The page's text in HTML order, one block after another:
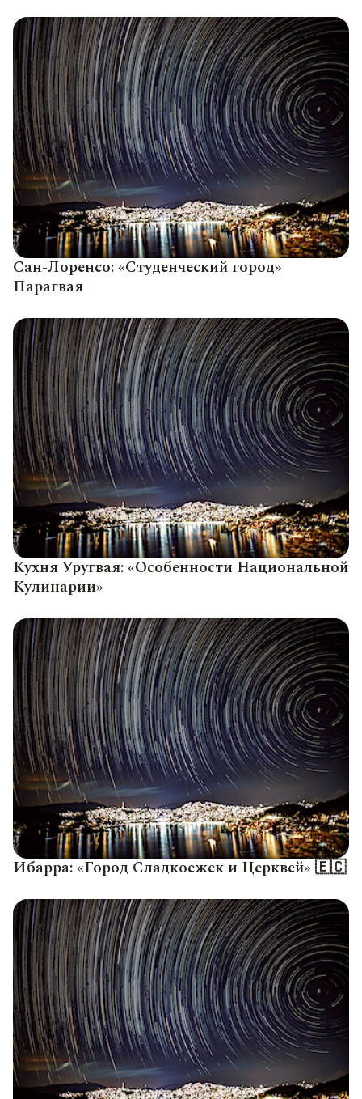
Сан-Лоренсо: «Студенческий город»
Парагвая
Кухня Уругвая: «Особенности Национальной
Кулинарии»
Ибарра: «Город Сладкоежек и Церквей» 🇪🇨